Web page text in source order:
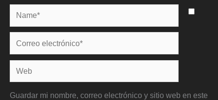
Name*
Correo
electrónico*
Web
Guardar mi nombre, correo electrónico y sitio web en este